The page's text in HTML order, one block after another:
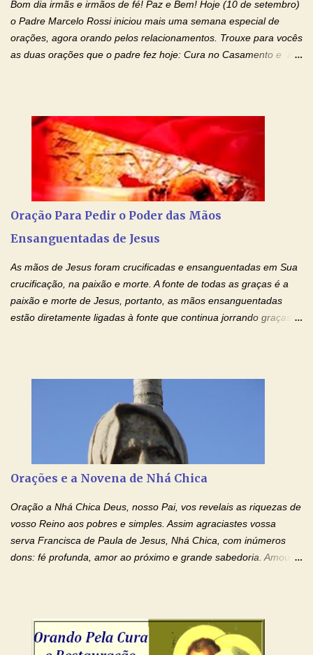
os laços...
Bom dia irmãs e irmãos de fé! Paz e Bem! Hoje (10 de setembro)
o Padre Marcelo Rossi iniciou mais uma semana especial de
orações, agora orando pelos relacionamentos. Trouxe para vocês
as duas orações que o padre fez hoje: Cura no Casamento e a
com o Momento de Fé. Que Deus abençoe e que todo
relacionamento seja fortalecido e curado no amor Ágape de
Jesus. Adriana-Devoção e Fé Mensagem do Padre Marcelo Rossi
em seu Facebook: Amados, iniciamos uma semana para orar
pelos relacionamentos. Diz a Bíblia sagrada: "O amor é paciente,
o amor é prestativo; não é invejoso, não se ostenta, não se incha
de orgulho. Nada faz de inconveniente, não procura o seu próprio
interesse, não se irrita, não guarda rancor. Não se alegra com a
Oração Para Pedir o Poder das Mãos
Ensanguentadas de Jesus
As mãos de Jesus foram crucificadas e ensanguentadas em Sua
crucificação, na paixão e morte. A fonte de todas as graças é a
paixão e morte de Jesus, portanto, as mãos ensanguentadas
estão diretamente ligadas à fonte que continua jorrando graças
ensanguentadas, chagadas e abertas, sobre mim, neste
momento. Sinto-me completamente sem forças para prosseguir,
carregando as minhas cruzes. Preciso que a força e o poder de
Tuas Mãos, que suportaram a mais profunda dor ao serem
pregadas na Cruz, reergam-me e curem-me agora. Jesus, não
peço somente por mim, mas também por todos aqueles que mais
amo. Nós precisamos desesperadamente de cura física e
espiritual, através do toque consolador de tuas Mãos
ensanguentadas e infinitamente poderosas. Eu reconheço,
apesar de toda a minha limitação e da infinidade dos meus ...
Orações e a Novena de Nhá Chica
Oração a Nhá Chica Deus, nosso Pai, vos revelais as riquezas de
vosso Reino aos pobres e simples. Assim agraciastes vossa
serva Francisca de Paula de Jesus, Nhá Chica, com inúmeros
dons: fé profunda, amor ao próximo e grande sabedoria. Amou a
Senhor Jesus Cristo, vosso Filho, na unidade do Espírito Santo.
Amém. Novena a Nhá Chica (Oração para obter os favores